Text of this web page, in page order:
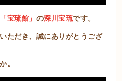
宝琉館」 の深川宝琉です。
ただき、誠にありがとうござ
。